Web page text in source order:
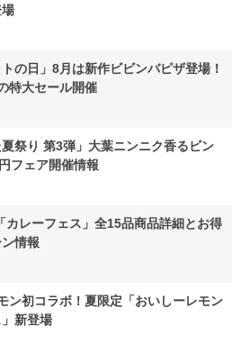
の日」8月は新作ビビンバピザ登場！
特大セール開催
祭り 第3弾」大葉ニンニク香るビン
フェア開催情報
カレーフェス」全15品商品詳細とお得
情報
ン初コラボ！夏限定「おいしーレモン
新登場